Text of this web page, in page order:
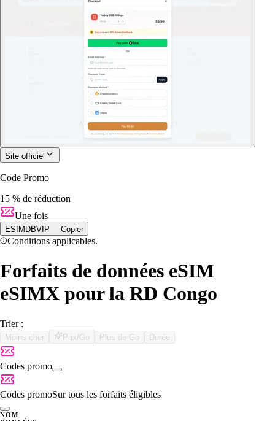
Site officiel
Code Promo
15 % de réduction
Une fois
ESIMDBVIP Copier
Conditions applicables.
Forfaits de données eSIM
eSIMX pour la RD Congo
Trier :
Moins cher Prix/Go Plus de Go Durée
Codes promo
Codes promoSur tous les forfaits éligibles
NOM